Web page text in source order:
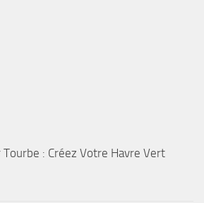
: Créez Votre Havre Vert